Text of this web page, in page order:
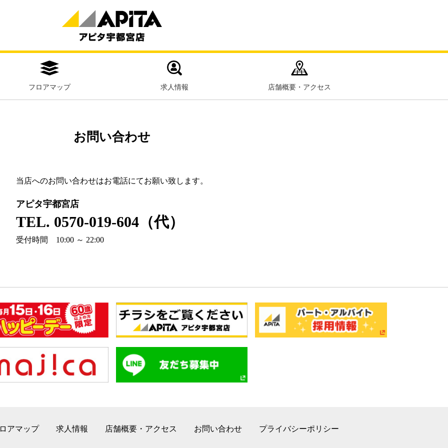
フロアマップ 求人情報 店舗概要・アクセス
お問い合わせ
当店へのお問い合わせはお電話にてお願い致します。
アピタ宇都宮店
TEL. 0570-019-604（代）
受付時間 10:00 ～ 22:00
アマップ 求人情報 店舗概要・アクセス お問い合わせ プライバシーポリシー